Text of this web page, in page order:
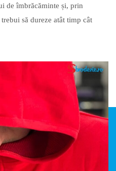
de îmbrăcăminte și, prin
să dureze atât timp cât